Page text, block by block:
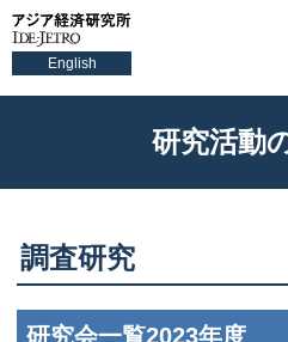
English
研究活動
調査研究
研究会一覧2023年度